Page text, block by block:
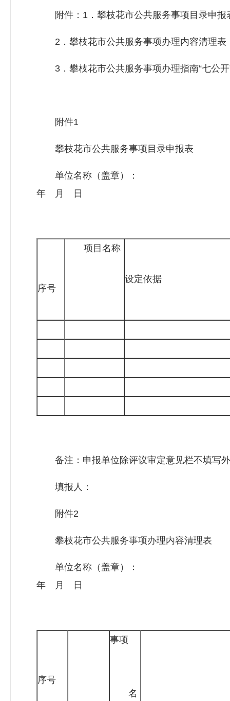
附件：1．攀枝花市公共服务事项目录申报
2．攀枝花市公共服务事项办理内容清理表
3．攀枝花市公共服务事项办理指南“七公开
附件1
攀枝花市公共服务事项目录申报表
单位名称（盖
年 月 日
序号
项目名称
设定依据
备注：申报单位除评议审定意见栏不填写
填报人：
附件2
攀枝花市公共服务事项办理内容清理表
单位名称（盖
年 月 日
序号
事项
名